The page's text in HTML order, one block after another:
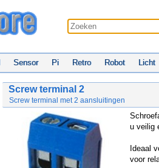
Sensor Pi Retro Robot Licht
Screw terminal 2
Screw terminal met 2 aansluitingen
u veilig
Ideaal
voor